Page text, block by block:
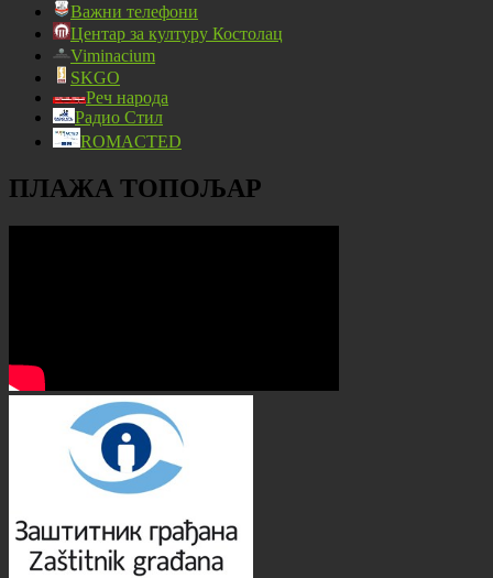
Важни телефони
Центар за културу Костолац
Viminacium
SKGO
Реч народа
Радио Стил
ROMACTED
ПЛАЖА ТОПОЉАР